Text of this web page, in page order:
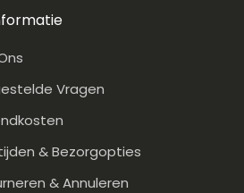
Vragen
& Bezorgopties
& Annuleren